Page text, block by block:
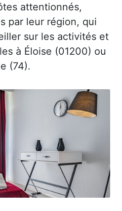
attentionnés,
par leur région, qui
sur les activités et
à Éloise (01200) ou
(74).